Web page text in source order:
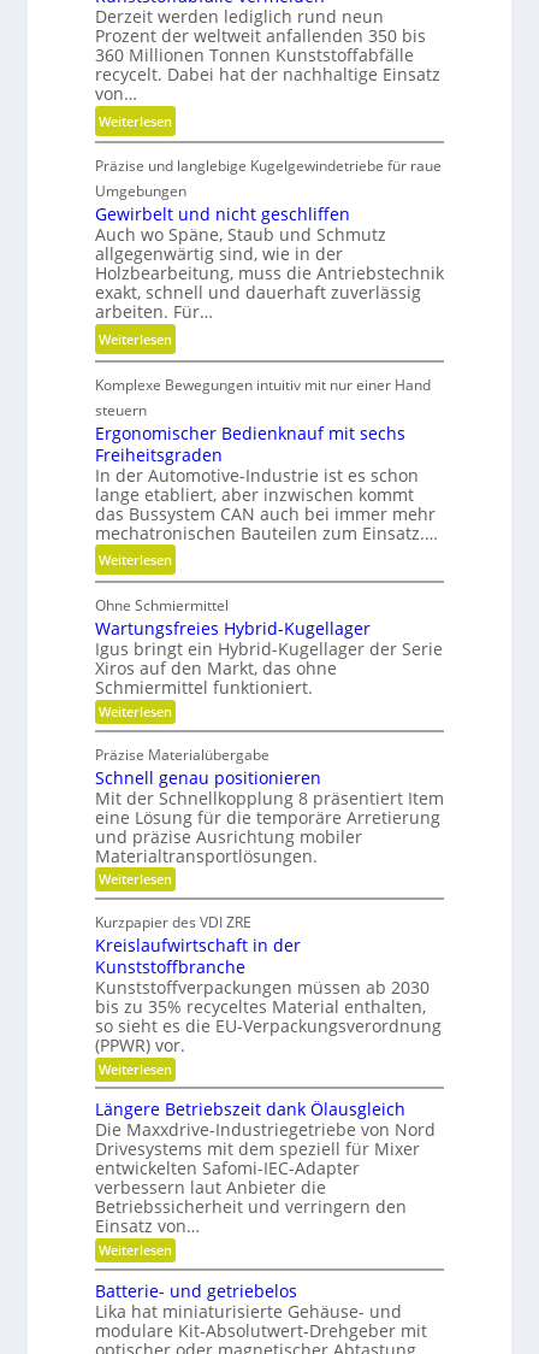
u
l
a
r
e
A
a
t
u
r
e
n
t
e
c
n
i
k
Derzeit werden lediglich rund neun
Prozent der weltweit anfallenden 350 bis
360 Millionen Tonnen Kunststoffabfälle
recycelt. Dabei hat der nachhaltige Einsatz
von…
Weiterlesen:
K
u
n
s
t
s
t
o
f
f
b
ä
l
l
e
v
e
r
m
e
i
d
e
n
Präzise und langlebige Kugelgewindetriebe für raue
Umgebungen
Gewirbelt und nicht geschliffen
Auch wo Späne, Staub und Schmutz
allgegenwärtig sind, wie in der
Holzbearbeitung, muss die Antriebstechnik
exakt, schnell und dauerhaft zuverlässig
arbeiten. Für…
Weiterlesen:
G
e
i
r
b
e
l
t
u
d
n
i
c
h
t
g
e
s
c
h
l
i
f
e
n
Komplexe Bewegungen intuitiv mit nur einer Hand
steuern
Ergonomischer Bedienknauf mit sechs
Freiheitsgraden
In der Automotive-Industrie ist es schon
lange etabliert, aber inzwischen kommt
das Bussystem CAN auch bei immer mehr
mechatronischen Bauteilen zum Einsatz.…
Weiterlesen:
E
r
g
o
n
o
m
s
c
h
e
r
B
e
d
i
e
n
k
n
a
u
f
m
i
t
s
e
c
h
s
F
r
Ohne Schmiermittel
Wartungsfreies Hybrid-Kugellager
Igus bringt ein Hybrid-Kugellager der Serie
Xiros auf den Markt, das ohne
Schmiermittel funktioniert.
Weiterlesen:
W
r
t
u
n
g
s
f
r
e
e
s
H
y
b
r
i
d
-
K
g
e
l
l
a
g
e
r
Präzise Materialübergabe
Schnell genau positionieren
Mit der Schnellkopplung 8 präsentiert Item
eine Lösung für die temporäre Arretierung
und präzise Ausrichtung mobiler
Materialtransportlösungen.
Weiterlesen:
S
h
n
e
l
l
g
e
n
a
u
o
s
i
t
i
o
n
i
e
r
n
Kurzpapier des VDI ZRE
Kreislaufwirtschaft in der
Kunststoffbranche
Kunststoffverpackungen müssen ab 2030
bis zu 35% recyceltes Material enthalten,
so sieht es die EU-Verpackungsverordnung
(PPWR) vor.
Weiterlesen:
K
r
e
i
s
l
a
u
f
w
i
r
t
s
c
h
Längere Betriebszeit dank Ölausgleich
Die Maxxdrive-Industriegetriebe von Nord
Drivesystems mit dem speziell für Mixer
entwickelten Safomi-IEC-Adapter
verbessern laut Anbieter die
Betriebssicherheit und verringern den
Einsatz von…
Weiterlesen:
L
n
g
e
r
Batterie- und getriebelos
Lika hat miniaturisierte Gehäuse- und
modulare Kit-Absolutwert-Drehgeber mit